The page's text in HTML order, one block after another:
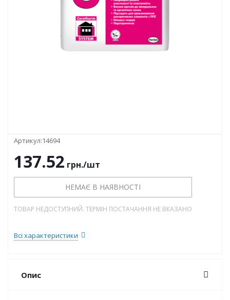
Артикул:14694
137.52 грн./шт
НЕМАЄ В НАЯВНОСТІ
ТОВАР НЕДОСТУПНИЙ. ТЕРМІН ПОСТАЧАННЯ НЕ ВКАЗАНО
Всі характеристики
Опис